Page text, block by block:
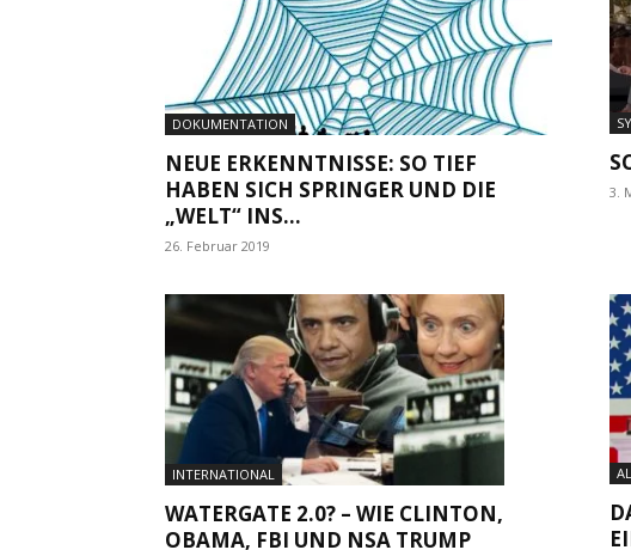
DOKUMENTATION
NEUE ERKENNTNISSE: SO TIEF
HABEN SICH SPRINGER UND DIE
„WELT“ INS...
26. Februar 2019
3.
INTERNATIONAL
WATERGATE 2.0? – WIE CLINTON,
OBAMA, FBI UND NSA TRUMP